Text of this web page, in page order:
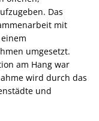
Das
mit
umgesetzt.
am Hang war
wird durch das
und